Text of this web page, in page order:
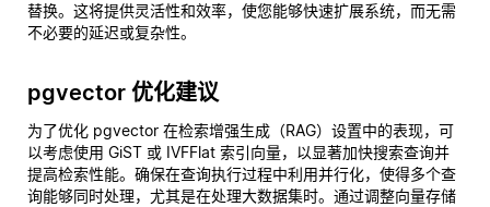
替换。这将提供灵活性和效率，使您能够快速扩展系统，而无需
不必要的延迟或复杂性。
pgvector 优化建议
为了优化 pgvector 在检索增强生成（RAG）设置中的表现，可
以考虑使用 GiST 或 IVFFlat 索引向量，以显著加快搜索查询并
提高检索性能。确保在查询执行过程中利用并行化，使得多个查
询能够同时处理，尤其是在处理大数据集时。通过调整向量存储